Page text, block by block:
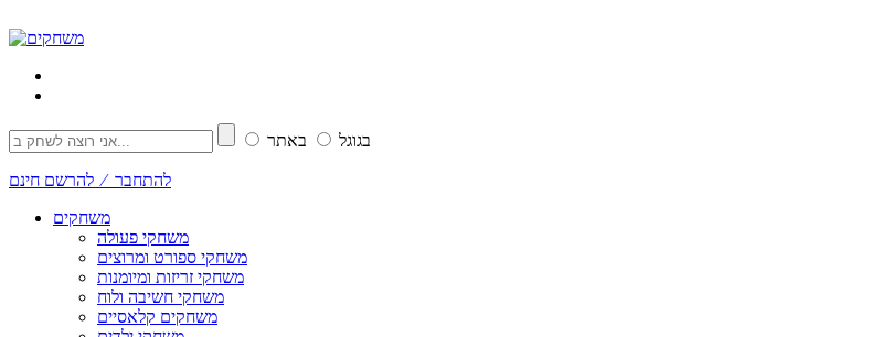
בגוגל באתר
להתחבר ⁄ להרשם חינם
משחקים
משחקי פעולה
משחקי ספורט ומרוצים
משחקי זריזות ומיומנות
משחקי חשיבה ולוח
משחקים קלאסיים